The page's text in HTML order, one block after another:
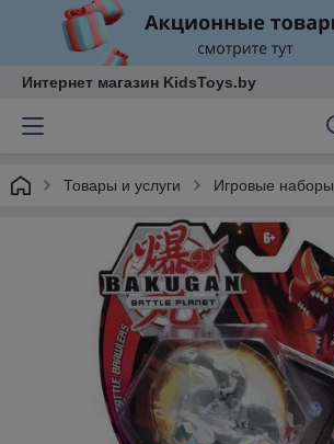
Интернет магазин KidsToys.by
Товары и услуги Игровые наборы